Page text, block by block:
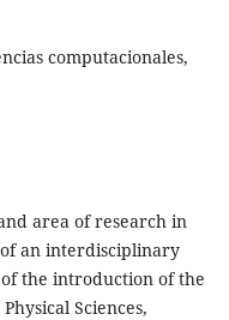
computacionales,
area of ​​research in
an interdisciplinary
the introduction of the
Sciences,